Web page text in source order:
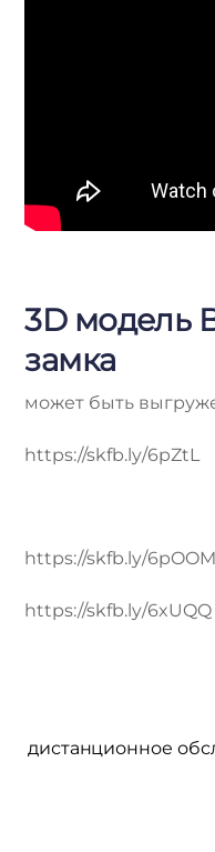
3D модель
замка
может быть
https://skfb.ly/6pZtL
https://skfb.ly/6pOOM
https://skfb.ly/6xUQQ
дистанционное